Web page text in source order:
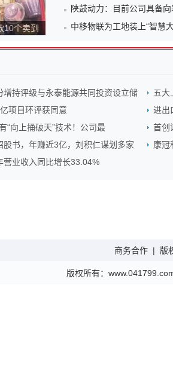
10个卖到
陕鼓动力：目前公司具备
中移物联为工地装上“智慧
增持评级与永泰能源共同投资设立储
五大
项目环评获同意
进出
“向上捅破天”技术！公司最
首创
股书，年赚近3亿，刘积仁谋划多家
康冠
营业收入同比增长33.04%
商务合作 | 版
版权所有：